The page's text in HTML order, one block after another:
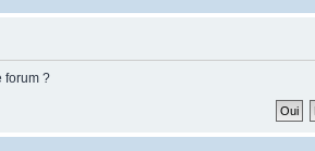
forum ?